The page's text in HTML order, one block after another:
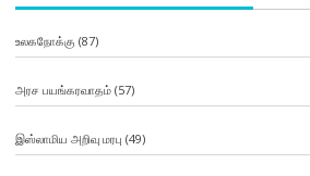
உலகநோக்கு (87)
அரச பயங்கரவாதம்(57)
இஸ்லாமிய அறிவு மரபு (49)